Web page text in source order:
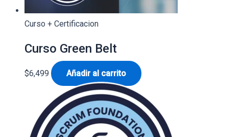
Curso + Certificacion
Curso Green Belt
$6,499 Añadir al carrito